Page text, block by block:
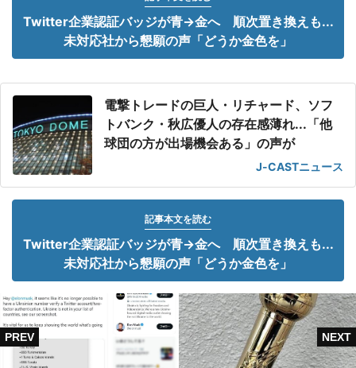
Twitter企業認証バッジが青→金へ 順次置き換えも...
未対応社から懇願の声「どうか金色を」
電撃トレードの巨人・リチャード、ソフ
トバンク・秋広優人の存在感薄れ...「他
球団の方が出場機会ある」の声が
J-CASTニュース
記事本文を読む
Twitter企業認証バッジが青→金へ 順次置き換えも...
未対応社から懇願の声「どうか金色を」